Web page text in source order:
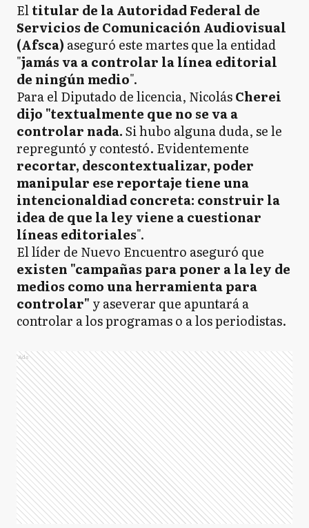
Eltitular de la Autoridad Federal de
Servicios de Comunicación Audiovisual
(Afsca) aseguró este martes que la entidad
"jamás va a controlar la línea editorial
de ningún medio".
Para el Diputado de licencia, NicolásCherei
dijo "textualmente que no se va a
controlar nada.Si hubo alguna duda, se le
repreguntó y contestó. Evidentemente
recortar, descontextualizar, poder
manipular ese reportaje tiene una
intencionaldiad concreta: construir la
idea de que la ley viene a cuestionar
líneas editoriales".
El líder de Nuevo Encuentro aseguró que
existen "campañas para poner a la ley de
medios como una herramienta para
controlar" y aseverar que apuntará a
controlar a los programas o a los periodistas.
Ads